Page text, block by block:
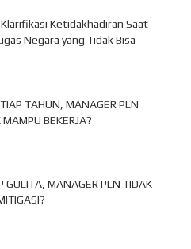
Ketidakhadiran Saat
Negara yang Tidak Bisa
TAHUN, MANAGER PLN
BEKERJA?
GULITA, MANAGER PLN TIDAK